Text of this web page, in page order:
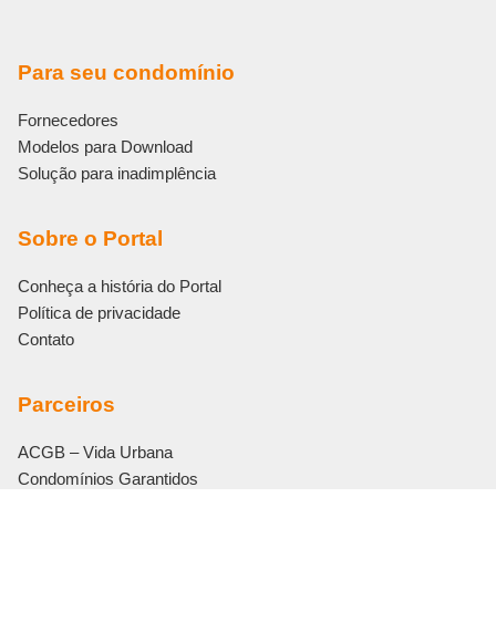
Para seu condomínio
Fornecedores
Modelos para Download
Solução para inadimplência
Sobre o Portal
Conheça a história do Portal
Política de privacidade
Contato
Parceiros
ACGB – Vida Urbana
Condomínios Garantidos